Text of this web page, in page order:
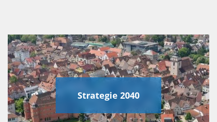
Strategie 2040